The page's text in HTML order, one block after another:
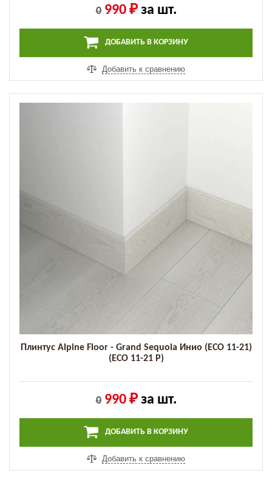
0 990 ₽за шт.
ДОБАВИТЬ В КОРЗИНУ
Добавить к сравнению
Плинтус Alpine Floor - Grand Sequoia Инио (ECO 11-21)
(ECO 11-21 P)
0 990 ₽за шт.
ДОБАВИТЬ В КОРЗИНУ
Добавить к сравнению